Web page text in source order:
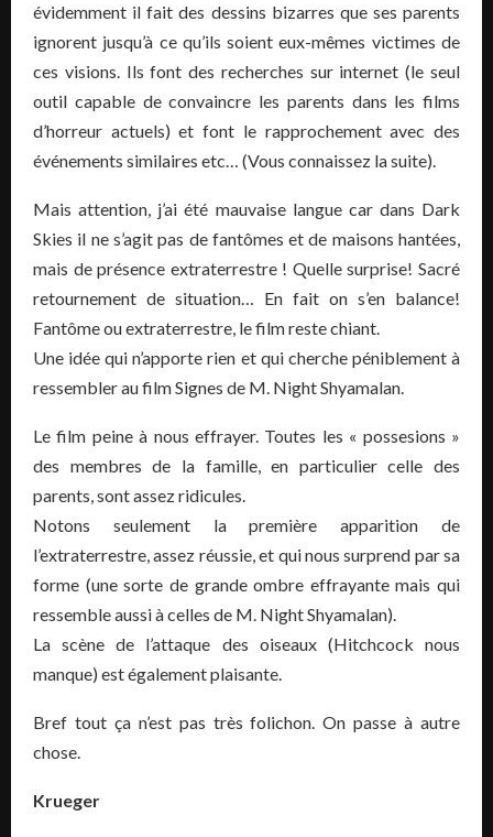
évidemment il fait des dessins bizarres que ses parents
ignorent jusqu’à ce qu’ils soient eux-mêmes victimes de
ces visions. Ils font des recherches sur internet (le seul
outil capable de convaincre les parents dans les films
d’horreur actuels) et font le rapprochement avec des
événements similaires etc… (Vous connaissez la suite).
Mais attention, j’ai été mauvaise langue car dans Dark
Skies il ne s’agit pas de fantômes et de maisons hantées,
mais de présence extraterrestre ! Quelle surprise! Sacré
retournement de situation… En fait on s’en balance!
Fantôme ou extraterrestre, le film reste chiant.
Une idée qui n’apporte rien et qui cherche péniblement à
ressembler au film Signes de M. Night Shyamalan.
Le film peine à nous effrayer. Toutes les « possesions »
des membres de la famille, en particulier celle des
parents, sont assez ridicules.
Notons seulement la première apparition de
l’extraterrestre, assez réussie, et qui nous surprend par sa
forme (une sorte de grande ombre effrayante mais qui
ressemble aussi à celles de M. Night Shyamalan).
La scène de l’attaque des oiseaux (Hitchcock nous
manque) est également plaisante.
Bref tout ça n’est pas très folichon. On passe à autre
chose.
Krueger